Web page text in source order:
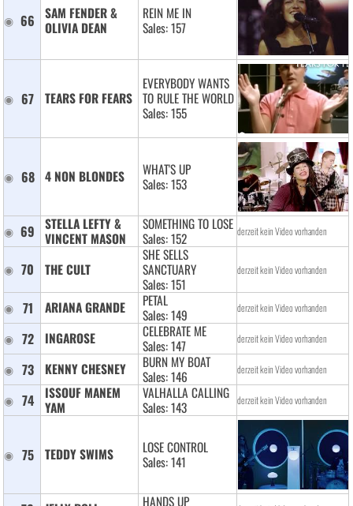
66
SAM FENDER &
OLIVIA DEAN
REIN ME IN
Sales: 157
67 TEARS FOR FEARS
EVERYBODY WANTS
TO RULE THE WORLD
Sales: 155
68 4 NON BLONDES
WHAT'S UP
Sales: 153
69
STELLA LEFTY &
VINCENT MASON
SOMETHING TO LOSE
Sales: 152
derzeit kein Video vorhanden
70 THE CULT
SHE SELLS
SANCTUARY
Sales: 151
derzeit kein Video vorhanden
71 ARIANA GRANDE
PETAL
Sales: 149
derzeit kein Video vorhanden
72 INGAROSE
CELEBRATE ME
Sales: 147
derzeit kein Video vorhanden
73 KENNY CHESNEY
BURN MY BOAT
Sales: 146
derzeit kein Video vorhanden
74
ISSOUF MANEM
YAM
VALHALLA CALLING
Sales: 143
derzeit kein Video vorhanden
75 TEDDY SWIMS
LOSE CONTROL
Sales: 141
HANDS UP